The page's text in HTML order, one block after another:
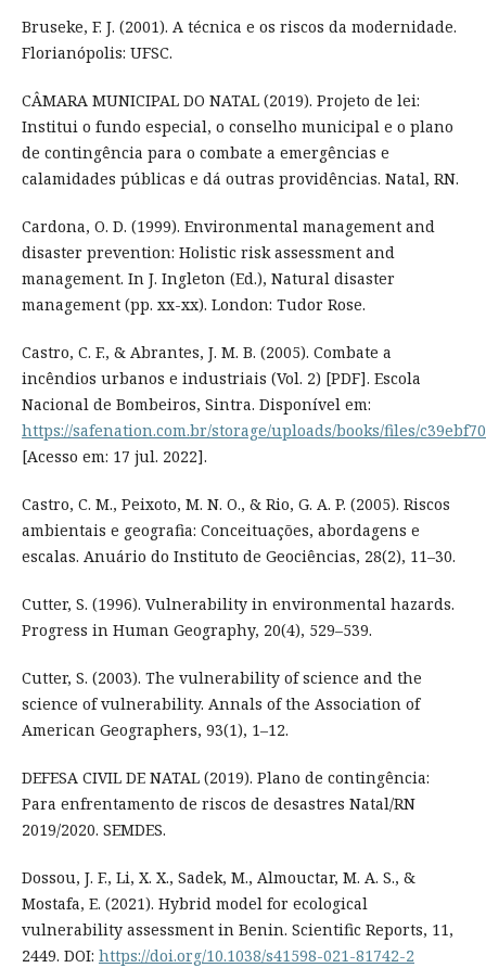
Bruseke, F. J. (2001). A técnica e os riscos da modernidade.
Florianópolis: UFSC.
CÂMARA MUNICIPAL DO NATAL (2019). Projeto de lei:
Institui o fundo especial, o conselho municipal e o plano
de contingência para o combate a emergências e
calamidades públicas e dá outras providências. Natal, RN.
Cardona, O. D. (1999). Environmental management and
disaster prevention: Holistic risk assessment and
management. In J. Ingleton (Ed.), Natural disaster
management (pp. xx-xx). London: Tudor Rose.
Castro, C. F., & Abrantes, J. M. B. (2005). Combate a
incêndios urbanos e industriais (Vol. 2) [PDF]. Escola
Nacional de Bombeiros, Sintra. Disponível em:
https://safenation.com.br/storage/uploads/books/files/
[Acesso em: 17 jul. 2022].
Castro, C. M., Peixoto, M. N. O., & Rio, G. A. P. (2005). Riscos
ambientais e geografia: Conceituações, abordagens e
escalas. Anuário do Instituto de Geociências, 28(2), 11–30.
Cutter, S. (1996). Vulnerability in environmental hazards.
Progress in Human Geography, 20(4), 529–539.
Cutter, S. (2003). The vulnerability of science and the
science of vulnerability. Annals of the Association of
American Geographers, 93(1), 1–12.
DEFESA CIVIL DE NATAL (2019). Plano de contingência:
Para enfrentamento de riscos de desastres Natal/RN
2019/2020. SEMDES.
Dossou, J. F., Li, X. X., Sadek, M., Almouctar, M. A. S., &
Mostafa, E. (2021). Hybrid model for ecological
vulnerability assessment in Benin. Scientific Reports, 11,
2449. DOI: https://doi.org/10.1038/s41598-021-81742-2